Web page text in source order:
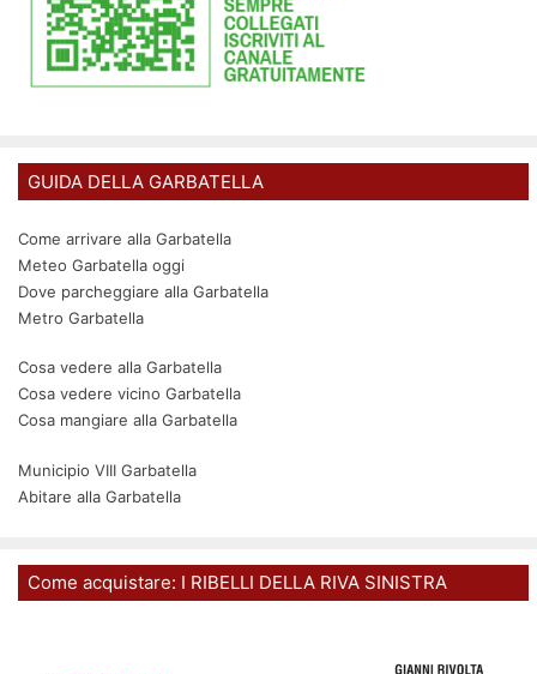
GUIDA DELLA GARBATELLA
Come arrivare alla Garbatella
Meteo Garbatella oggi
Dove parcheggiare alla Garbatella
Metro Garbatella
Cosa vedere alla Garbatella
Cosa vedere vicino Garbatella
Cosa mangiare alla Garbatella
Municipio VIII Garbatella
Abitare alla Garbatella
Come acquistare: I RIBELLI DELLA RIVA SINISTRA